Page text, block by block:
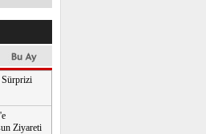
Sürprizi
Ziyareti